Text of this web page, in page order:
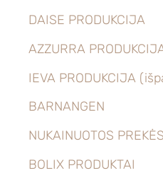
DAISE PRODUKCIJA
AZZURRA
IEVA PRODUKCIJA
BARNANGEN
NUKAINUOTOS PREKĖS
BOLIX PRODUKTAI